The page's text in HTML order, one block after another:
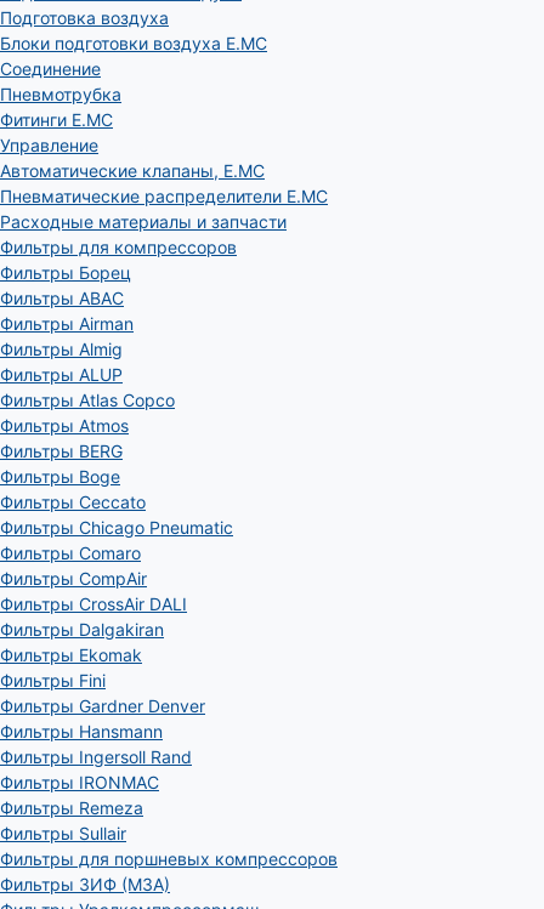
Подготовка воздуха
Блоки подготовки воздуха E.MC
Соединение
Пневмотрубка
Фитинги E.MC
Управление
Автоматические клапаны, Е.МС
Пневматические распределители E.MC
Расходные материалы и запчасти
Фильтры для компрессоров
Фильтры Борец
Фильтры ABAC
Фильтры Airman
Фильтры Almig
Фильтры ALUP
Фильтры Atlas Copco
Фильтры Atmos
Фильтры BERG
Фильтры Boge
Фильтры Ceccato
Фильтры Chicago Pneumatic
Фильтры Comaro
Фильтры CompAir
Фильтры CrossAir DALI
Фильтры Dalgakiran
Фильтры Ekomak
Фильтры Fini
Фильтры Gardner Denver
Фильтры Hansmann
Фильтры Ingersoll Rand
Фильтры IRONMAC
Фильтры Remeza
Фильтры Sullair
Фильтры для поршневых компрессоров
Фильтры ЗИФ (МЗА)